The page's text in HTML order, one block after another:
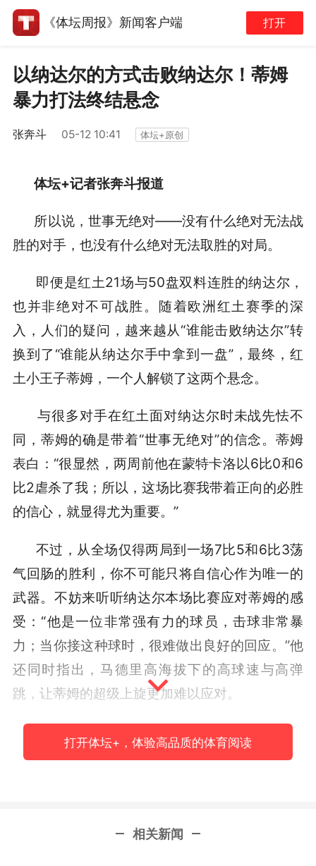
《体坛周报》新闻客户端 打开
以纳达尔的方式击败纳达尔！蒂姆
暴力打法终结悬念
张奔斗 05-12 10:41 体坛+原创
体坛+记者张奔斗报道
所以说，世事无绝对——没有什么绝对无法战
胜的对手，也没有什么绝对无法取胜的对局。
即便是红土21场与50盘双料连胜的纳达尔，
也并非绝对不可战胜。随着欧洲红土赛季的深
入，人们的疑问，越来越从“谁能击败纳达尔”转
换到了“谁能从纳达尔手中拿到一盘”，最终，红
土小王子蒂姆，一个人解锁了这两个悬念。
与很多对手在红土面对纳达尔时未战先怯不
同，蒂姆的确是带着“世事无绝对”的信念。蒂姆
表白：“很显然，两周前他在蒙特卡洛以6比0和6
比2虐杀了我；所以，这场比赛我带着正向的必胜
的信心，就显得尤为重要。”
不过，从全场仅得两局到一场7比5和6比3荡
气回肠的胜利，你不可能只将自信心作为唯一的
武器。不妨来听听纳达尔本场比赛应对蒂姆的感
受：“他是一位非常强有力的球员，击球非常暴
力；当你接这种球时，很难做出良好的回应。”他
还同时指出，马德里高海拔下的高球速与高弹
跳，让蒂姆的超级上旋更加难以应对。
哦！原来你也知道超级上旋难对付……正是凭
借超级上旋，纳达尔打败了多少位英雄豪杰，尤
打开体坛+，体验高品质的体育阅读
相关新闻